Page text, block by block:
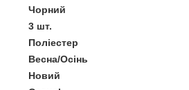
Чорний
3 шт.
Поліестер
Весна/Осінь
Новий